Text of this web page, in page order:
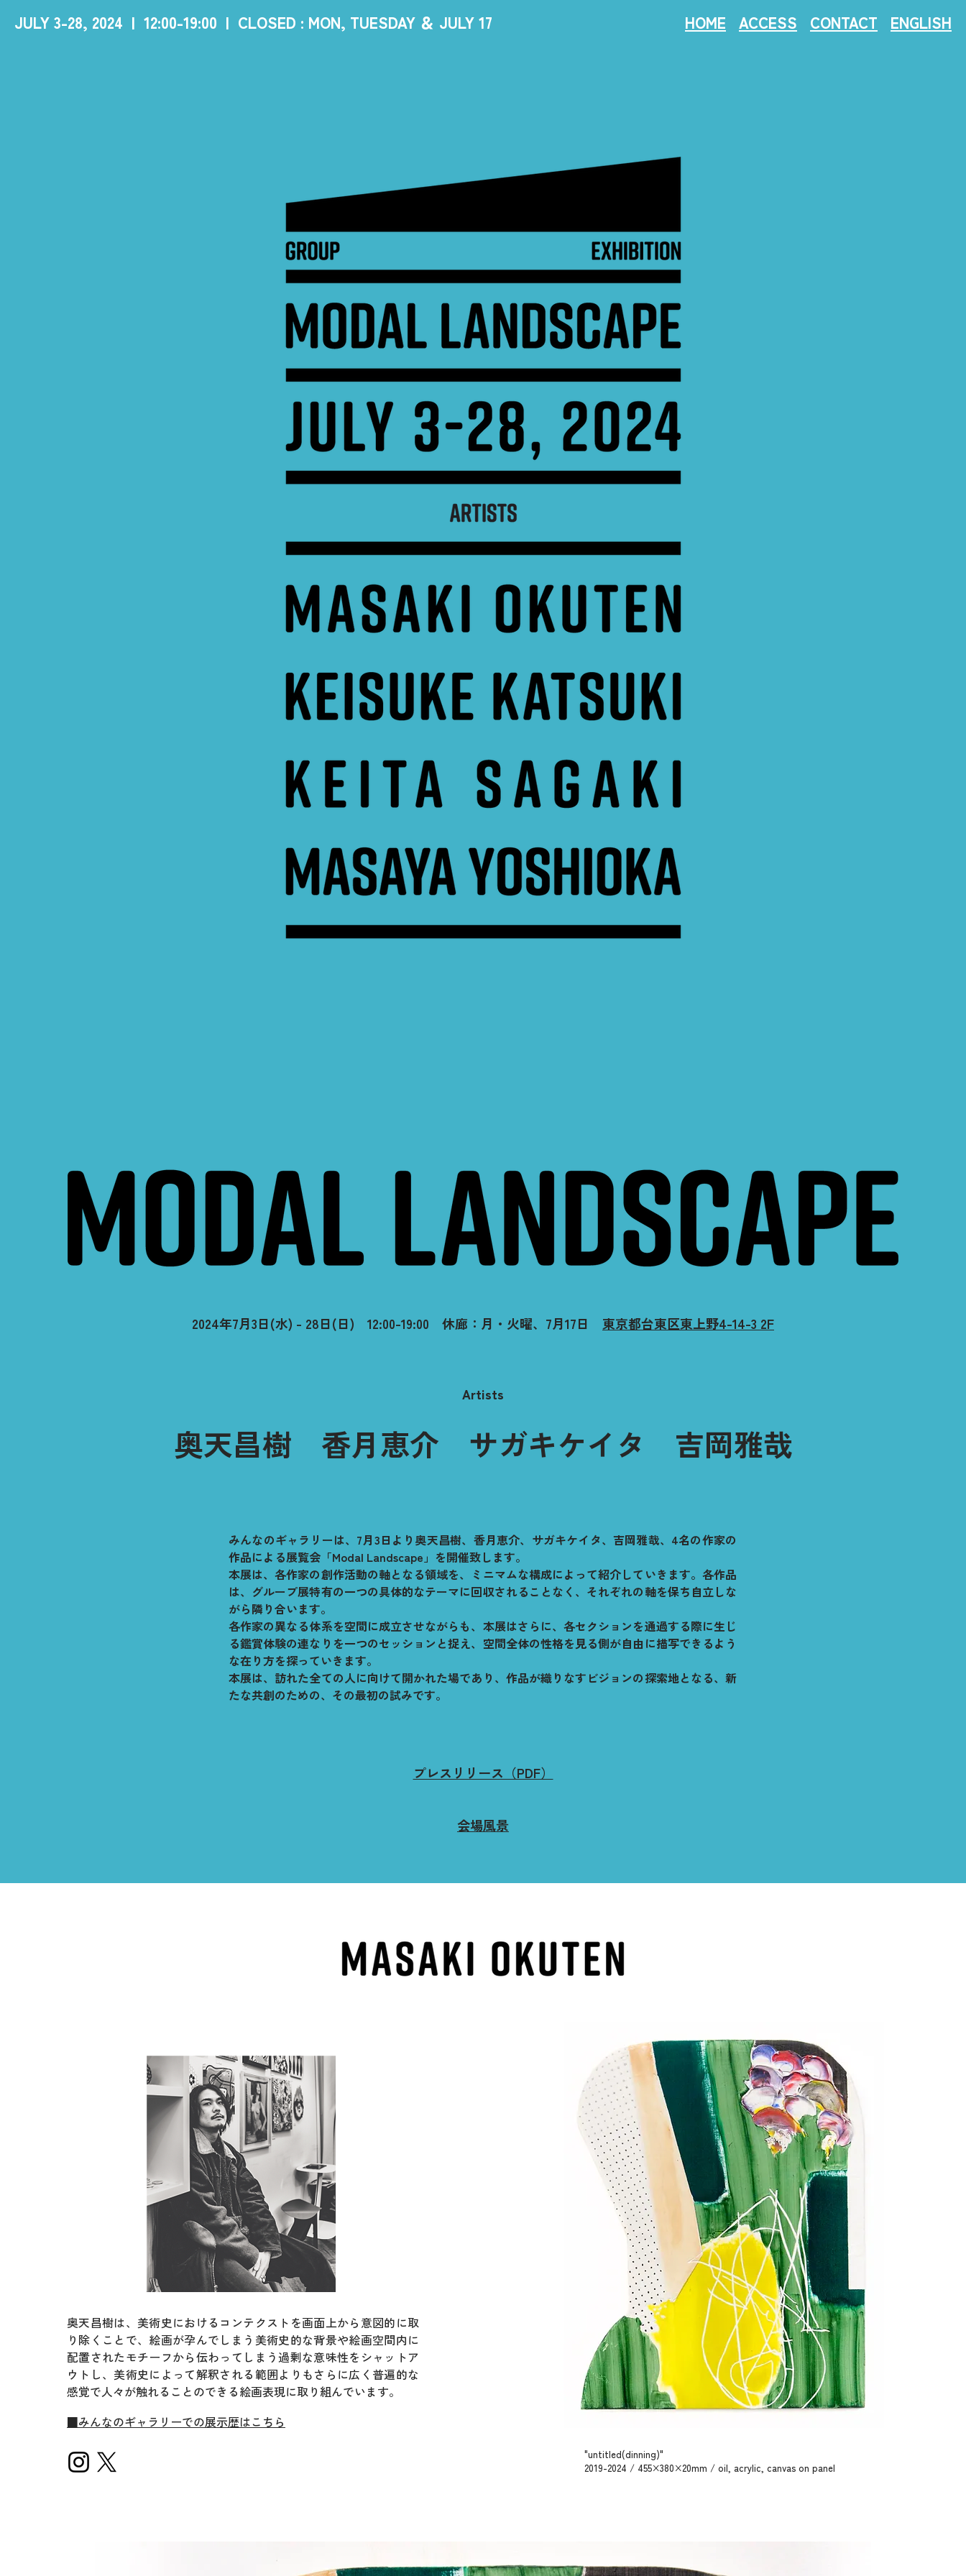
JULY 3-28, 2024 | 12:00-19:00 | CLOSED : MON, TUESDAY ＆ JULY 17 HOME ACCESS CONTACT ENGLISH
2024年7月3日(水) - 28日(日) 12:00-19:00 休廊：月・火曜、7月17日 東京都台東区東上野4-14-3 2F
Artists
奥天昌樹 香月恵介 サガキケイタ 吉岡雅哉
みんなのギャラリーは、7月3日より奥天昌樹、香月恵介、サガキケイタ、吉岡雅哉、4名の作家の
作品による展覧会「Modal Landscape」を開催致します。
本展は、各作家の創作活動の軸となる領域を、ミニマムな構成によって紹介していきます。各作品
は、グループ展特有の一つの具体的なテーマに回収されることなく、それぞれの軸を保ち自立しな
がら隣り合います。
各作家の異なる体系を空間に成立させながらも、本展はさらに、各セクションを通過する際に生じ
る鑑賞体験の連なりを一つのセッションと捉え、空間全体の性格を見る側が自由に描写できるよう
な在り方を探っていきます。
本展は、訪れた全ての人に向けて開かれた場であり、作品が織りなすビジョンの探索地となる、新
たな共創のための、その最初の試みです。
プレスリリース（PDF）
会場風景
奥天昌樹は、美術史におけるコンテクストを画面上から意図的に取
り除くことで、絵画が孕んでしまう美術史的な背景や絵画空間内に
配置されたモチーフから伝わってしまう過剰な意味性をシャットア
ウトし、美術史によって解釈される範囲よりもさらに広く普遍的な
感覚で人々が触れることのできる絵画表現に取り組んでいます。
■みんなのギャラリーでの展示歴はこちら
"untitled(dinning)"
2019-2024 / 455×380×20mm / oil, acrylic, canvas on panel